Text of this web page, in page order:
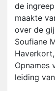
de
maakte
over de
Soufiane
Opnames
leiding